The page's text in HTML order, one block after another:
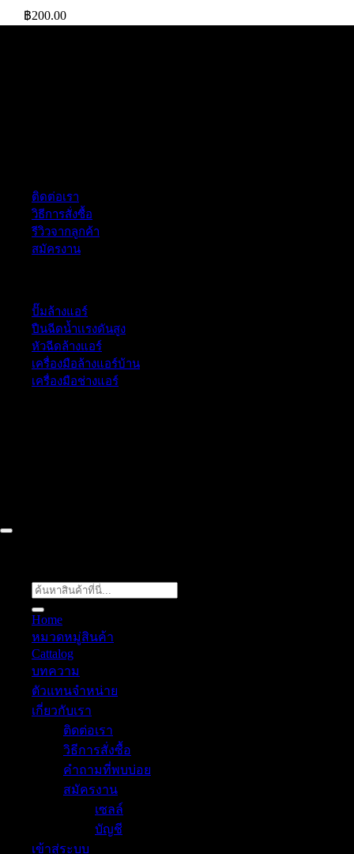
฿200.00
ติดต่อเรา
วิธีการสั่งซื้อ
รีวิวจากลูกค้า
สมัครงาน
ปั๊มล้างแอร์
ปืนฉีดน้ำเเรงดันสูง
หัวฉีดล้างแอร์
เครื่องมือล้างแอร์บ้าน
เครื่องมือช่างแอร์
Home
หมวดหมู่สินค้า
Cattalog
บทความ
ตัวแทนจำหน่าย
เกี่ยวกับเรา
ติดต่อเรา
วิธีการสั่งซื้อ
คำถามที่พบบ่อย
สมัครงาน
เซลล์
บัญชี
เข้าสู่ระบบ